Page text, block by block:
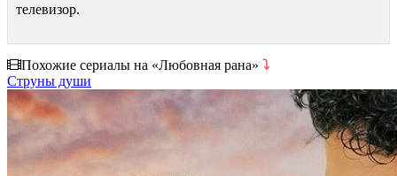
телевизор.
Похожие сериалы на «Любовная рана» ⤵
Струны души